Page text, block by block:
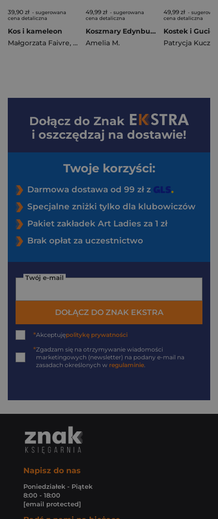
39,90 zł - sugerowana
cena detaliczna
Kos i kameleon
Małgorzata Faivre, Justyna Szymańska
49,99 zł - sugerowana
cena detaliczna
Koszmary Edynburga
Amelia M.
49,99 zł -
cena detaliczna
Dołącz do Znak
i oszczędzaj na dostawie!
Twoje korzyści:
Darmowa dostawa od 99 zł z
Specjalne zniżki tylko dla klubowiczów
Pakiet zakładek Art Ladies za 1 zł
Brak opłat za uczestnictwo
Twój e-mail
DOŁĄCZ DO ZNAK EKSTRA
*Akceptujępolitykę prywatności
*Zgadzam się na otrzymywanie wiadomości
marketingowych (newsletter) na podany e-mail na
zasadach określonych w regulaminie
Napisz do nas
Poniedziałek - Piątek
8:00 - 18:00
[email protected]